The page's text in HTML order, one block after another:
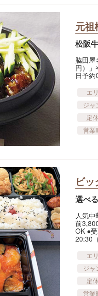
元祖
松阪
脇田
円）
日予
エ
ジャ
定
営業
ビ
選べ
人気
前
OK ●
20:30
エ
ジャ
定
営業